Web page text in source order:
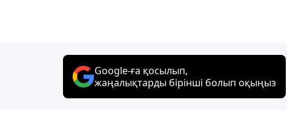
Google-ға қосылып,
жаңалықтарды бірінші болып оқыңыз